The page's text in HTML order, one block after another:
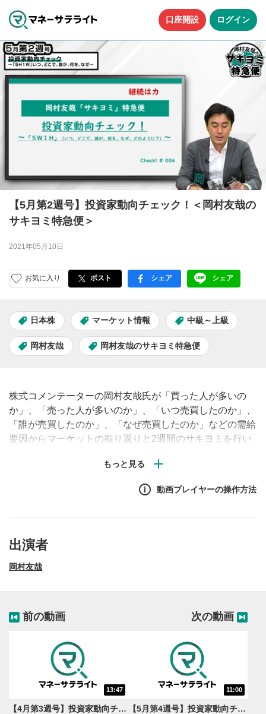
口座開設 ログイン
【5月第2週号】投資家動向チェック！＜岡村友哉の
サキヨミ特急便＞
2021年05月10日
お気に入り ポスト facebook
シェア LINE
シェア
日本株 マーケット情報 中級～上級
岡村友哉 岡村友哉のサキヨミ特急便
株式コメンテーターの岡村友哉氏が「買った人が多いの
か」、「売った人が多いのか」、「いつ売買したのか」、
「誰が売買したのか」、「なぜ売買したのか」などの需給
要因からマーケットの振り返りと2週間のサキヨミを行い
ら2週間のサキヨミです。
動画プレイヤーの操作方法
出演者
岡村友哉
前の動画
13:47
【4月第3週号】投資家動向チェック！＜岡村友哉のサキヨミ特急便＞
次の動画
11:00
【5月第4週号】投資家動向チェック！＜岡村友哉のサキヨミ特急便＞